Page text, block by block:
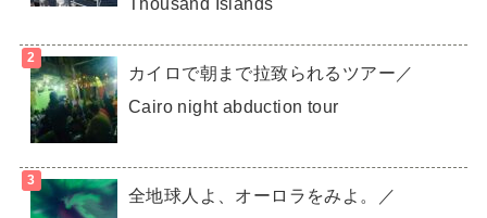
カイロで朝まで拉致られるツアー／
Cairo night abduction tour
全地球人よ、オーロラをみよ。／